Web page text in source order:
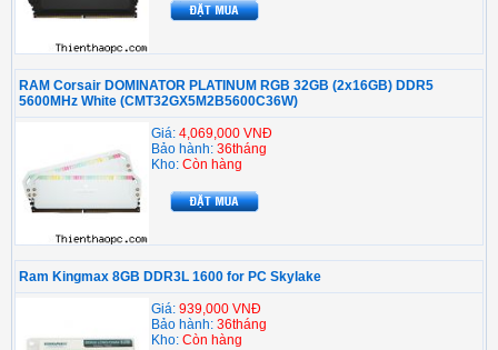
RAM Corsair DOMINATOR PLATINUM RGB 32GB (2x16GB) DDR5
5600MHz White (CMT32GX5M2B5600C36W)
Giá: 4,069,000 VNĐ
Bảo hành: 36tháng
Kho: Còn hàng
Ram Kingmax 8GB DDR3L 1600 for PC Skylake
Giá: 939,000 VNĐ
Bảo hành: 36tháng
Kho: Còn hàng